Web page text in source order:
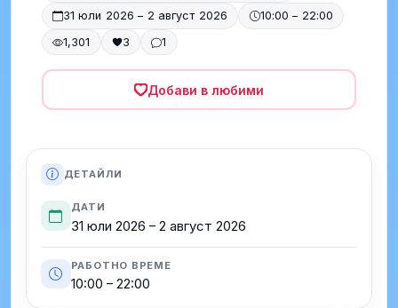
31 юли 2026 – 2 август 2026
10:00 – 22:00
1,301
3 1
Добави в любими
ДЕТАЙЛИ
ДАТИ
31 юли 2026 – 2 август 2026
РАБОТНО ВРЕМЕ
10:00 – 22:00